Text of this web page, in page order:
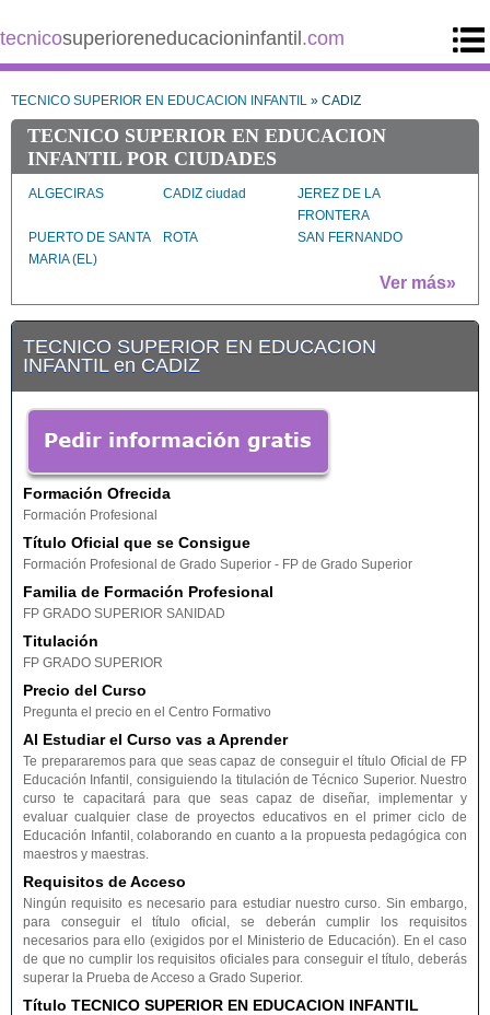
tecnicosuperioreneducacioninfantil .com
TECNICO SUPERIOR EN EDUCACION INFANTIL » CADIZ
TECNICO SUPERIOR EN EDUCACION
INFANTIL POR CIUDADES
ALGECIRAS CADIZ ciudad
JEREZ DE LA
FRONTERA
PUERTO DE SANTA
MARIA (EL)
ROTA SAN FERNANDO
Ver más»
TECNICO SUPERIOR EN EDUCACION
INFANTIL en CADIZ
Formación Ofrecida
Formación Profesional
Título Oficial que se Consigue
Formación Profesional de Grado Superior - FP de Grado Superior
Familia de Formación Profesional
FP GRADO SUPERIOR SANIDAD
Titulación
FP GRADO SUPERIOR
Precio del Curso
Pregunta el precio en el Centro Formativo
Al Estudiar el Curso vas a Aprender
Te prepararemos para que seas capaz de conseguir el título Oficial de FP
Educación Infantil, consiguiendo la titulación de Técnico Superior. Nuestro
curso te capacitará para que seas capaz de diseñar, implementar y
evaluar cualquier clase de proyectos educativos en el primer ciclo de
Educación Infantil, colaborando en cuanto a la propuesta pedagógica con
maestros y maestras.
Requisitos de Acceso
Ningún requisito es necesario para estudiar nuestro curso. Sin embargo,
para conseguir el título oficial, se deberán cumplir los requisitos
necesarios para ello (exigidos por el Ministerio de Educación). En el caso
de que no cumplir los requisitos oficiales para conseguir el título, deberás
superar la Prueba de Acceso a Grado Superior.
Título TECNICO SUPERIOR EN EDUCACION INFANTIL